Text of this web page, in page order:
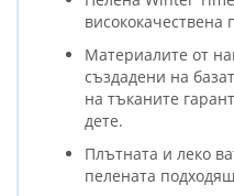
висококачествена
Mатериалите от
създадени на
на тъканите
дете.
Плътната и леко
пелената